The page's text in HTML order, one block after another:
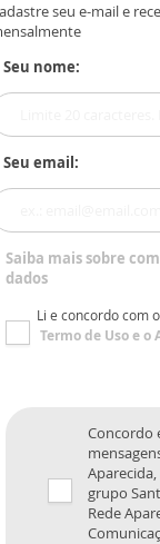
seu e-mail e
Seu nome:
Seu email:
Saiba mais sobre
dados
Li e concordo com o
Termo de Usoe o
Concordo
grupo
Rede